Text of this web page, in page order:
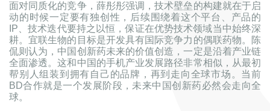
面对同质化的竞争，薛彤彤强调，技术壁垒的构建就在于启
动的时候一定要有独创性，后续围绕着这个平台、产品的
IP、技术迭代要持之以恒，保证在优势技术领域当中始终深
耕。宜联生物的目标是开发具有国际竞争力的偶联药物。陈
侃则认为，中国创新药未来的价值创造，一定是沿着产业链
全面渗透。这和中国的手机产业发展路径非常相似，从最初
帮别人组装到拥有自己的品牌，再到走向全球市场。当前
BD合作就是一个发展阶段，未来中国创新药必然会走向全
球。